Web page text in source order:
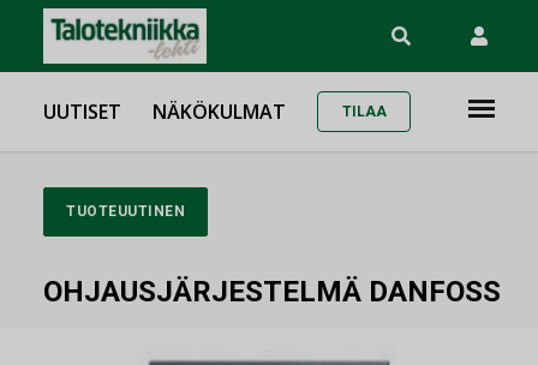
UUTISET NÄKÖKULMAT TILAA
TUOTEUUTINEN
OHJAUSJÄRJESTELMÄ DANFOSS